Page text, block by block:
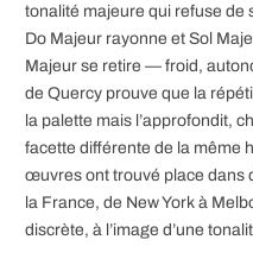
tonalité majeure qui refuse de
Do Majeur rayonne et Sol
Majeur se retire — froid,
de Quercy prouve que la
la palette mais l’approfondit,
facette différente de la même
œuvres ont trouvé place dans
la France, de New York à
discrète, à l’image d’une